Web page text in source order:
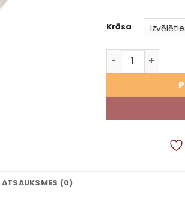
Krāsa
Brazīlijas
ATSAUKSMES (0)